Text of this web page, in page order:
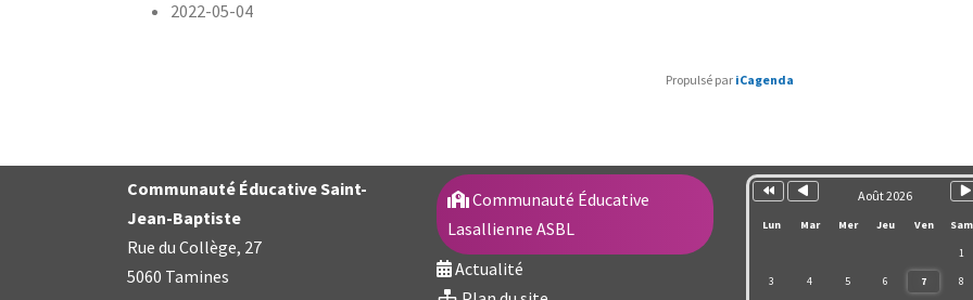
2022-05-04
Propulsé par iCagenda
Communauté Éducative Saint-
Jean-Baptiste
Rue du Collège, 27
5060 Tamines
Communauté Éducative
Lasallienne ASBL
Actualité
Année
précédente
Mois
précédent
Août 2026
Lun Mar Mer Jeu Ven Sam
1
3
4 5 6 7 8